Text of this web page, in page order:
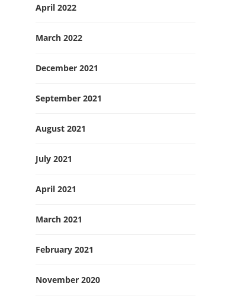
April 2022
March 2022
December 2021
September 2021
August 2021
July 2021
April 2021
March 2021
February 2021
November 2020